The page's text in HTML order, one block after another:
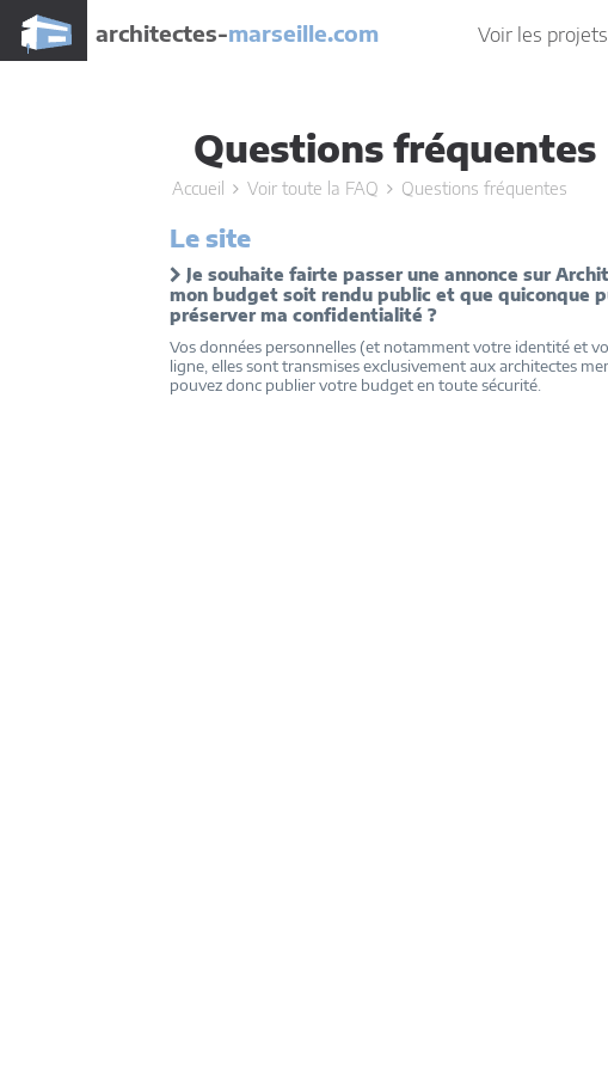
architectes-marseille.com Voir les projets
Questions fréquentes
Accueil Voir toute la FAQ Questions fréquentes
Le site
Je souhaite fairte passer une annonce sur
mon budget soit rendu public et que quiconque
préserver ma confidentialité ?
Vos données personnelles (et notamment votre identité et
ligne, elles sont transmises exclusivement aux architectes
pouvez donc publier votre budget en toute sécurité.